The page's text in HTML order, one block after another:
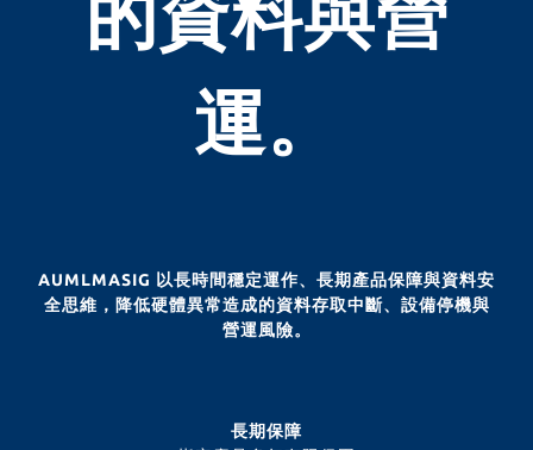
運。
AUMLMASIG 以長時間穩定運作、長期產品保障與資料安
全思維，降低硬體異常造成的資料存取中斷、設備停機與
營運風險。
長期保障